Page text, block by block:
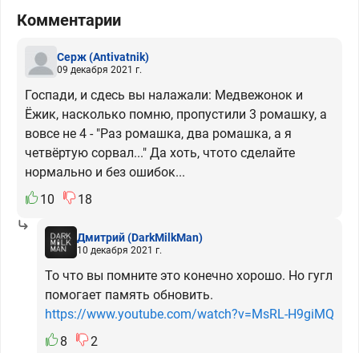
Комментарии
Серж(Antivatnik)
09 декабря 2021 г.
Госпади, и сдесь вы налажали: Медвежонок и
Ёжик, насколько помню, пропустили 3 ромашку, а
вовсе не 4 - "Раз ромашка, два ромашка, а я
четвёртую сорвал..." Да хоть, чтото сделайте
нормально и без ошибок...
10
18
Дмитрий(DarkMilkMan)
10 декабря 2021 г.
То что вы помните это конечно хорошо. Но гугл
помогает память обновить.
https://www.youtube.com/watch?v=MsRL-H9giMQ
8
2